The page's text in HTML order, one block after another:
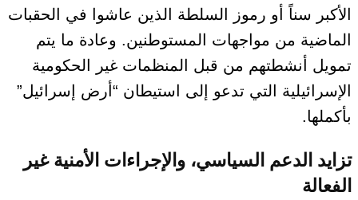
الأكبر سناً أو رموز السلطة الذين عاشوا في الحقبات
الماضية من مواجهات المستوطنين. وعادة ما يتم
تمويل أنشطتهم من قبل المنظمات غير الحكومية
الإسرائيلية التي تدعو إلى استيطان “أرض إسرائيل”
بأكملها.
تزايد الدعم السياسي، والإجراءات الأمنية غير
الفعالة